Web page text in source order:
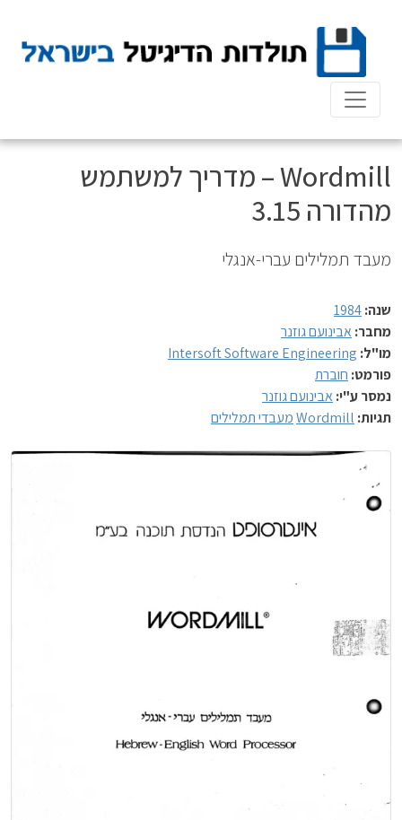
content
Wordmill – מדריך למשתמש
מהדורה 3.15
מעבד תמלילים עברי-אנגלי
שנה:1984
מחבר: אבינועם גוזנר
מו"ל: Intersoft Software Engineering
פורמט: חוברת
נמסר ע"י: אבינועם גוזנר
תגיות: Wordmillמעבדי תמלילים